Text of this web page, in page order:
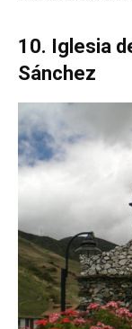
10. Iglesia
Sánchez